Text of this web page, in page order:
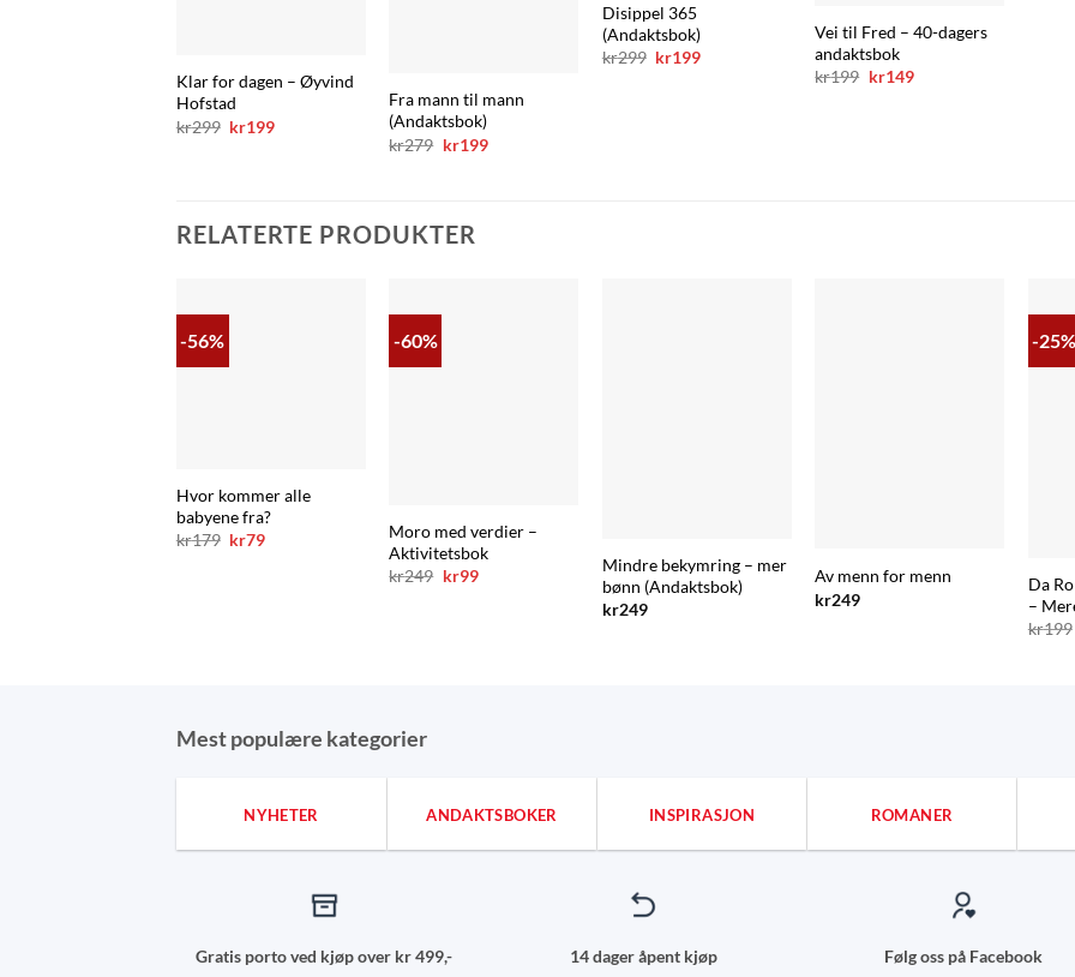
Klar for dagen – Øyvind
Hofstad
kr299 Opprinnelig
kr199Nåværende
Fra mann til mann
(Andaktsbok)
kr279 Opprinnelig
kr199Nåværende
Disippel 365
(Andaktsbok)
kr299 Opprinnelig
kr199Nåværende
Vei til Fred – 40-dagers
andaktsbok
kr199 Opprinnelig
kr149Nåværende
RELATERTE PRODUKTER
-56%
Hvor kommer alle
babyene fra?
kr179 Opprinnelig
kr79Nåværende
-60%
Moro med verdier –
Aktivitetsbok
kr249 Opprinnelig
kr99Nåværende
Mindre bekymring – mer
bønn (Andaktsbok)
kr249
Av menn for menn
kr249
-
Da
–
kr199
Mest populære kategorier
NYHETER ANDAKTSBOKER INSPIRASJON ROMANER
Gratis porto ved kjøp over kr 499,- 14 dager åpent kjøp Følg oss på Facebook